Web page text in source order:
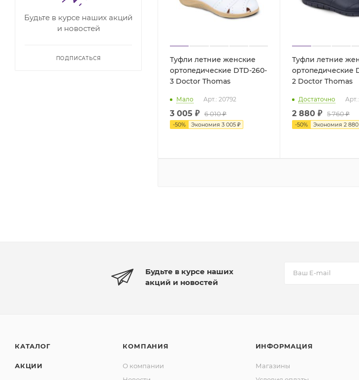
Туфли летние женские
ортопедические DTD-260-
3 Doctor Thomas
Мало Арт.: 20792
3 005 ₽ 6 010 ₽
-50% Экономия 3 005 ₽
Туфли летние
ортопедические
2 Doctor Thomas
Достаточно
2 880 ₽ 5 760 ₽
-50% Экономия2
Будьте в курсе наших акций
и новостей
ПОДПИСАТЬСЯ
Будьте в курсе наших
акций и новостей
КАТАЛОГ
АКЦИИ
КОМПАНИЯ
О компании
ИНФОРМАЦИЯ
Магазины